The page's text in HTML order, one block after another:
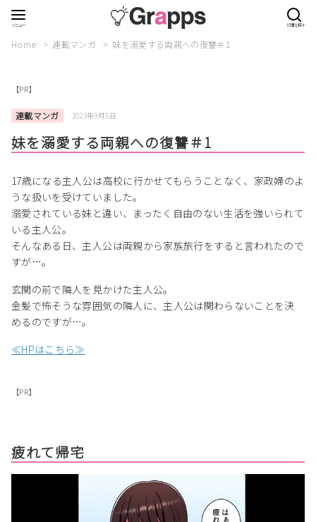
Home 連載マンガ 妹を溺愛する両親への復讐＃1
【PR】
連載マンガ 2023年9月5日
妹を溺愛する両親への復讐＃1
17歳になる主人公は高校に行かせてもらうことなく、家政婦のよ
うな扱いを受けていました。
溺愛されている妹と違い、まったく自由のない生活を強いられて
いる主人公。
そんなある日、主人公は両親から家族旅行をすると言われたので
すが…。
玄関の前で隣人を見かけた主人公。
金髪で怖そうな雰囲気の隣人に、主人公は関わらないことを決
めるのですが…。
≪HPはこちら≫
【PR】
疲れて帰宅